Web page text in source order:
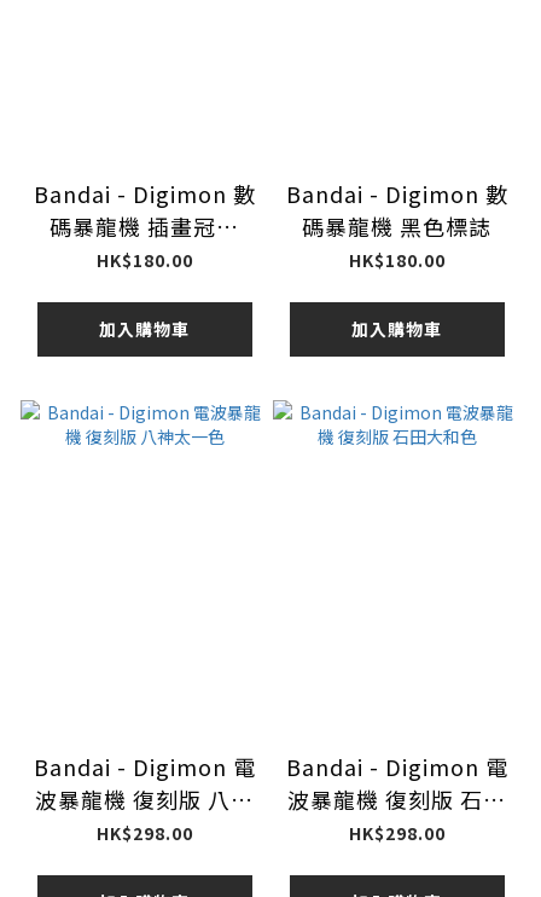
Bandai - Digimon 數
碼暴龍機 插畫冠軍
Ver.1-5
HK$180.00
加入購物車
Bandai - Digimon 數
碼暴龍機 黑色標誌
HK$180.00
加入購物車
Bandai - Digimon 電
波暴龍機 復刻版 八神
太一色
HK$298.00
Bandai - Digimon 電
波暴龍機 復刻版 石田
大和色
HK$298.00